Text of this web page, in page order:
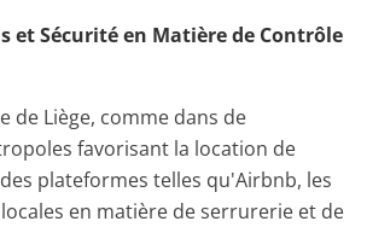
et Sécurité en Matière de Contrôle
de Liège, comme dans de
favorisant la location de
plateformes telles qu'Airbnb, les
en matière de serrurerie et de